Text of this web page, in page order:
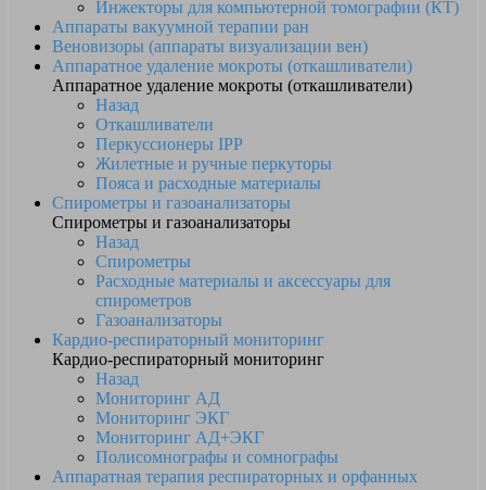
Инжекторы для компьютерной томографии (КТ)
Аппараты вакуумной терапии ран
Веновизоры (аппараты визуализации вен)
Аппаратное удаление мокроты (откашливатели)
Аппаратное удаление мокроты (откашливатели)
Назад
Откашливатели
Перкуссионеры IPP
Жилетные и ручные перкуторы
Пояса и расходные материалы
Спирометры и газоанализаторы
Спирометры и газоанализаторы
Назад
Спирометры
Расходные материалы и аксессуары для
спирометров
Газоанализаторы
Кардио-респираторный мониторинг
Кардио-респираторный мониторинг
Назад
Мониторинг АД
Мониторинг ЭКГ
Мониторинг АД+ЭКГ
Полисомнографы и сомнографы
Аппаратная терапия респираторных и орфанных